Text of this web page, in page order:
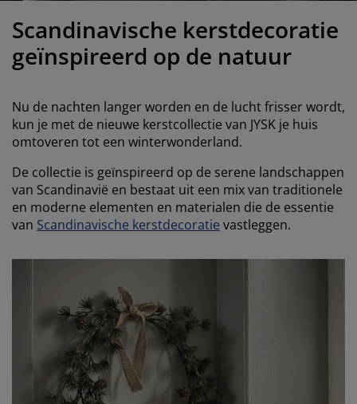
en accessoires
en strijken
Scandinavische kerstdecoratie
geïnspireerd op de natuur
Nu de nachten langer worden en de lucht frisser wordt,
kun je met de nieuwe kerstcollectie van JYSK je huis
omtoveren tot een winterwonderland.
De collectie is geïnspireerd op de serene landschappen
van Scandinavië en bestaat uit een mix van traditionele
en moderne elementen en materialen die de essentie
van Scandinavische kerstdecoratie vastleggen.